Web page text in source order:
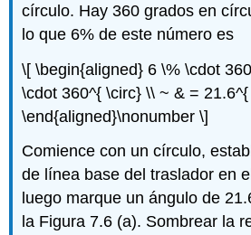
círculo. Hay 360 grados en
lo que 6% de este número es
\[ \begin{aligned} 6 \% \cdot
\cdot 360^{ \circ} \\ ~ & =
\end{aligned}\nonumber \]
Comience con un círculo,
de línea base del traslador en
luego marque un ángulo de
la Figura 7.6 (a). Sombrear la